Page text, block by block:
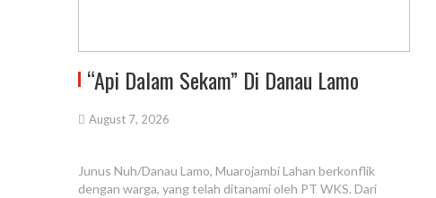
“Api Dalam Sekam” Di Danau Lamo
August 7, 2026
Junus Nuh/Danau Lamo, Muarojambi Lahan berkonflik
dengan warga, yang telah ditanami oleh PT WKS. Dari